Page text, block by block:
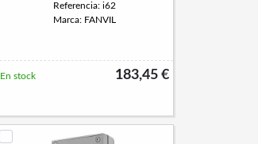
Referencia: i62
Marca: FANVIL
183,45 €
En stock